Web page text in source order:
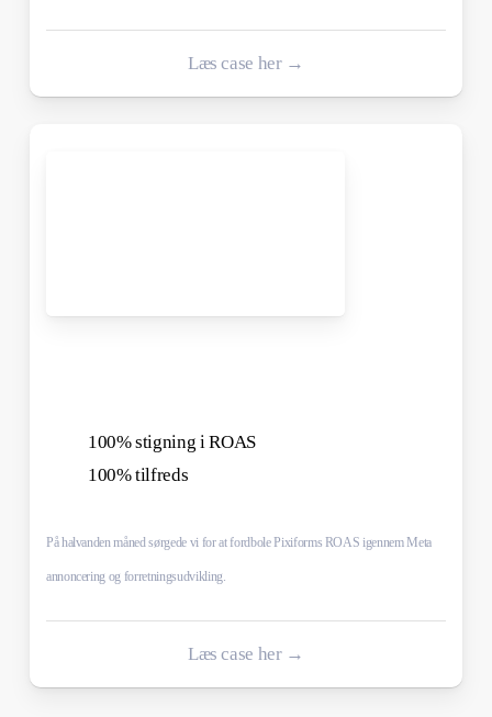
Læs case her →
100% stigning i ROAS
100% tilfreds
På halvanden måned sørgede vi for at fordbole Pixiforms ROAS igennem Meta
annoncering og forretningsudvikling.
Læs case her →